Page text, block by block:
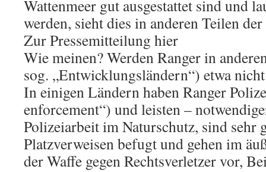
Wattenmeer gut ausgestattet sind und
werden, sieht dies in anderen Teilen
Zur Pressemitteilung hier
Wie meinen? Werden Ranger in
sog. „Entwicklungsländern“) etwa
In einigen Ländern haben Ranger
enforcement“) und leisten –
Polizeiarbeit im Naturschutz, sind sehr
Platzverweisen befugt und gehen im
der Waffe gegen Rechtsverletzer vor,